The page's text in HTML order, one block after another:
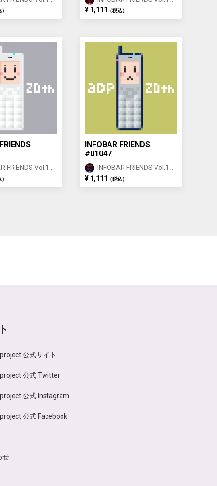
①
）
NISHIKIGOI ①
¥ 1,111 （税込）
FRIENDS Vol.1
）
INFOBAR FRIENDS
#01047
INFOBAR FRIENDS Vol.1
BUILDING ①
¥ 1,111 （税込）
公式サイト
公式 Twitter
公式 Instagram
公式 Facebook
せ